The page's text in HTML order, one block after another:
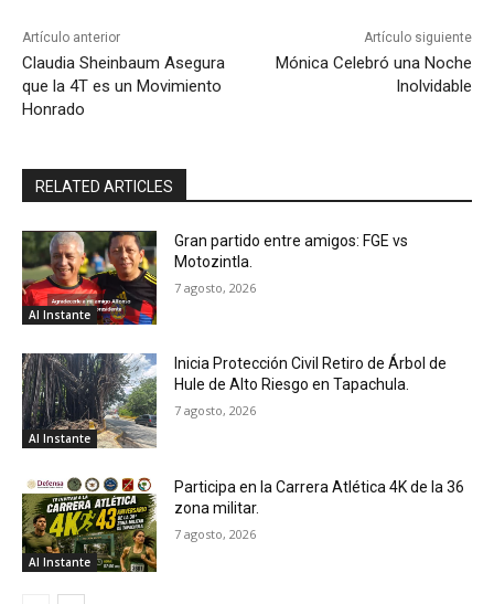
Artículo anterior
Claudia Sheinbaum Asegura
que la 4T es un Movimiento
Honrado
Artículo siguiente
Mónica Celebró una Noche
Inolvidable
RELATED ARTICLES
Al Instante
Gran partido entre amigos: FGE vs
Motozintla.
7 agosto, 2026
Al Instante
Inicia Protección Civil Retiro de Árbol de
Hule de Alto Riesgo en Tapachula.
7 agosto, 2026
Al Instante
Participa en la Carrera Atlética 4K de la 36
zona militar.
7 agosto, 2026